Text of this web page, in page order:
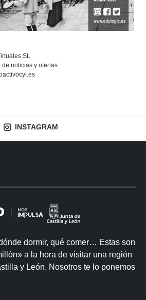
SL
noticias y ofertas
INSTAGRAM
dormir, qué comer… Estas son
a la hora de visitar una región
y León. Nosotros te lo ponemos